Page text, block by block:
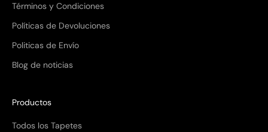
Términos y Condiciones
Políticas de Devoluciones
Politicas de Envío
Blog de noticias
Productos
Todos los Tapetes